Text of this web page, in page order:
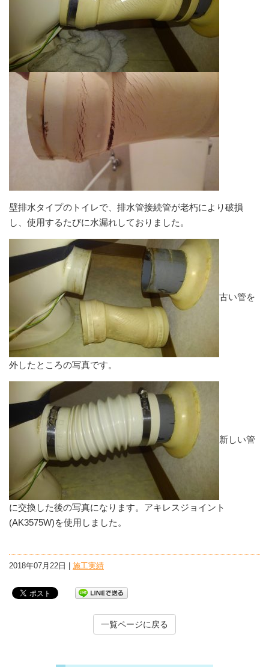
壁排水タイプのトイレで、排水管接続管が老朽により破損
し、使用するたびに水漏れしておりました。
古い管を
外したところの写真です。
新しい管
に交換した後の写真になります。アキレスジョイント
(AK3575W)を使用しました。
2018年07月22日 | 施工実績
一覧ページに戻る